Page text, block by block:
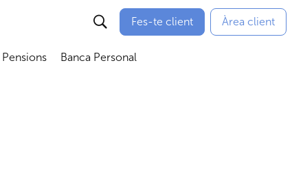
Fes-te client Àrea client
Abrir submenú
Banca Personal